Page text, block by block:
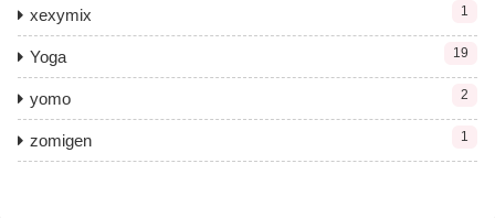
xexymix 1
Yoga 19
yomo 2
zomigen 1